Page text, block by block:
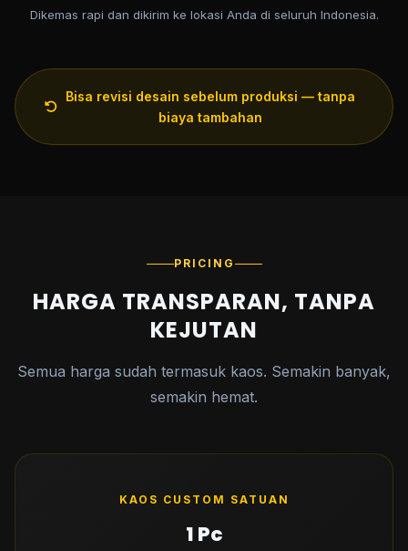
Dikemas rapi dan dikirim ke lokasi Anda di seluruh Indonesia.
Bisa revisi desain sebelum produksi — tanpa
biaya tambahan
PRICING
HARGA TRANSPARAN, TANPA
KEJUTAN
Semua harga sudah termasuk kaos. Semakin banyak,
semakin hemat.
KAOS CUSTOM SATUAN
1 Pc